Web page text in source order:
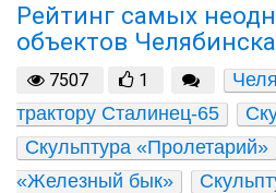
Рейтинг самых
объектов Челябинска
7507 1
трактору Сталинец-65
Скульптура «Пролетарий»
«Железный бык»